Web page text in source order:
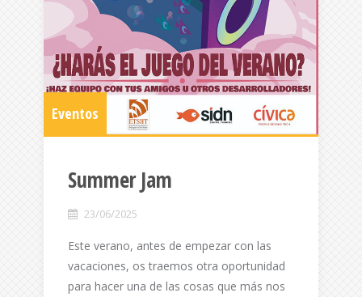
Eventos
Summer Jam
23/06/2025
Este verano, antes de empezar con las
vacaciones, os traemos otra oportunidad
para hacer una de las cosas que más nos